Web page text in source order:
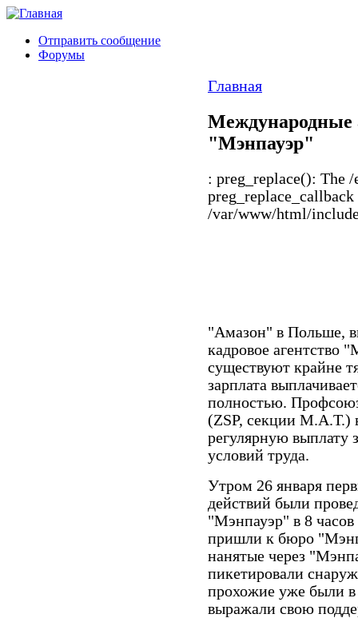
Отправить сообщение
Форумы
Главная
Международные
"Мэнпауэр"
: preg_replace(): The
/var/www/html/
"Амазон" в Польше,
кадровое агентство
существуют крайне
зарплата
полностью.
(ZSP, секции М.А.Т.)
регулярную выплату
условий труда.
Утром 26 января
действий были
"Мэнпауэр" в 8
пришли к бюро
нанятые через
пикетировали
прохожие уже были в
выражали свою